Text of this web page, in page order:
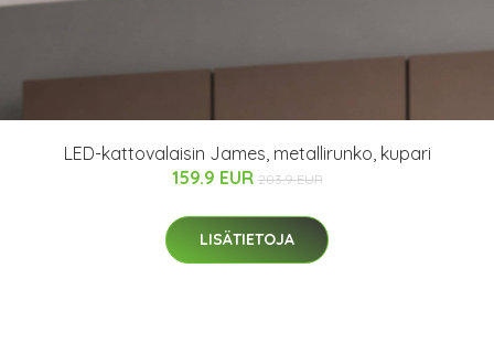
LED-kattovalaisin James, metallirunko, kupari
159.9 EUR 203.9 EUR
LISÄTIETOJA